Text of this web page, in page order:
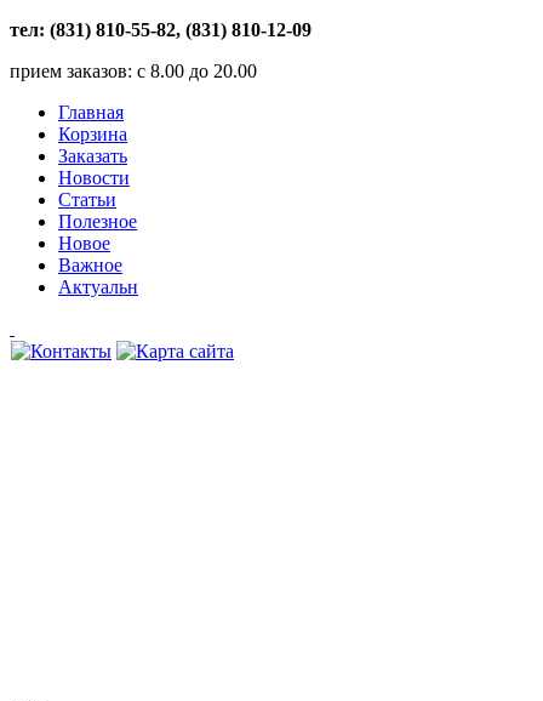
тел: (831) 810-55-82, (831) 810-12-09
прием заказов: с 8.00 до 20.00
Главная
Корзина
Заказать
Новости
Статьи
Полезное
Новое
Важное
Актуальн